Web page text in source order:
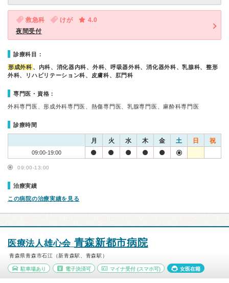
救急科 けが
4.0
夜間受付
診療科目：
形成外科 、内科、消化器内科、外科、呼吸器外科、消化器外科、乳腺科、整形
外科、リハビリテーション科、皮膚科、肛門科
専門医・資格：
外科専門医、形成外科専門医、熱傷専門医、乳腺専門医、麻酔科専門医
診療時間
月 火 水 木 金 土 日 祝
09:00-19:00
09:00-13:00
治療実績
この病院の治療実績を見る
医療法人雄心会 青森新都市病院
青森県青森市石江（新青森駅、青森駅）
駐車場あり 電子決済可 マイナ受付 (スマホ可) 女医在籍